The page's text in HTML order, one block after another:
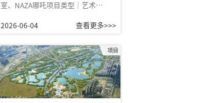
室、NAZA哪吒项目类型｜艺术…
2026-06-04 查看更多>>>
项目